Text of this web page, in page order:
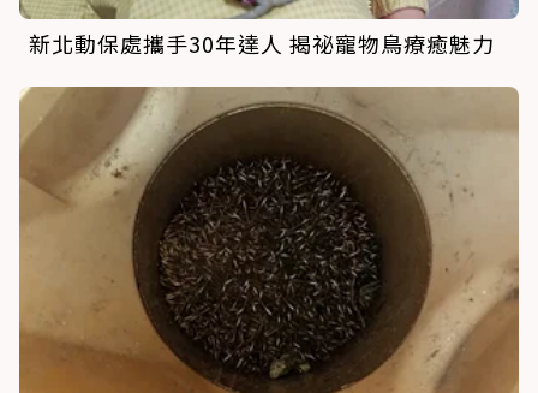
新北動保處攜手30年達人 揭祕寵物鳥療癒魅力